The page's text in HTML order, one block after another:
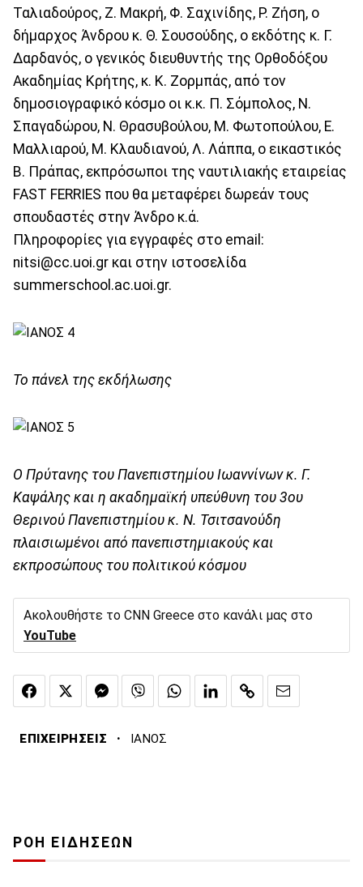
Ταλιαδούρος, Ζ. Μακρή, Φ. Σαχινίδης, Ρ. Ζήση, ο
δήμαρχος Άνδρου κ. Θ. Σουσούδης, ο εκδότης κ. Γ.
Δαρδανός, ο γενικός διευθυντής της Ορθοδόξου
Ακαδημίας Κρήτης, κ. Κ. Ζορμπάς, από τον
δημοσιογραφικό κόσμο οι κ.κ. Π. Σόμπολος, Ν.
Σπαγαδώρου, Ν. Θρασυβούλου, Μ. Φωτοπούλου, Ε.
Μαλλιαρού, Μ. Κλαυδιανού, Λ. Λάππα, ο εικαστικός
Β. Πράπας, εκπρόσωποι της ναυτιλιακής εταιρείας
FAST FERRIES που θα μεταφέρει δωρεάν τους
σπουδαστές στην Άνδρο κ.ά.
Πληροφορίες για εγγραφές στο email:
nitsi@cc.uoi.gr και στην ιστοσελίδα
summerschool.ac.uoi.gr.
Το πάνελ της εκδήλωσης
Ο Πρύτανης του Πανεπιστημίου Ιωαννίνων κ. Γ.
Καψάλης και η ακαδημαϊκή υπεύθυνη του 3ου
Θερινού Πανεπιστημίου κ. Ν. Τσιτσανούδη
πλαισιωμένοι από πανεπιστημιακούς και
εκπροσώπους του πολιτικού κόσμου
Ακολουθήστε το CNN Greece στο κανάλι μας στο
YouTube
ΕΠΙΧΕΙΡΗΣΕΙΣ · ΙΑΝΟΣ
ΡΟΗ ΕΙΔΗΣΕΩΝ